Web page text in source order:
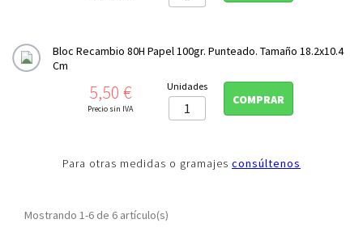
Bloc Recambio 80H Papel 100gr. Punteado. Tamaño 18.2x10.4
Cm
Precio5,50 €
Precio sin IVA
Unidades
COMPRAR
Para otras medidas o gramajes consúltenos
Mostrando 1-6 de 6 artículo(s)